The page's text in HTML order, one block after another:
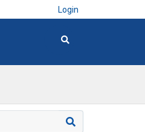
Login